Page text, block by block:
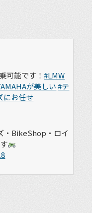
可能です！#LMW
が美しい #テ
にお任せ
・BikeShop・ロイ